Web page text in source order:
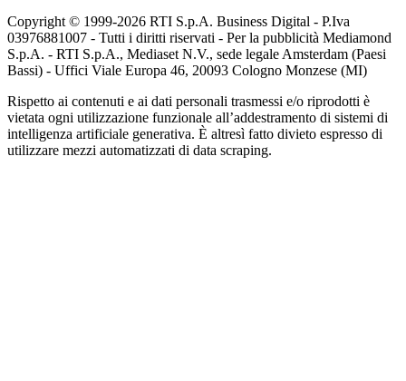
Copyright © 1999-2026 RTI S.p.A. Business Digital - P.Iva
03976881007 - Tutti i diritti riservati - Per la pubblicità Mediamond
S.p.A. - RTI S.p.A., Mediaset N.V., sede legale Amsterdam (Paesi
Bassi) - Uffici Viale Europa 46, 20093 Cologno Monzese (MI)
Rispetto ai contenuti e ai dati personali trasmessi e/o riprodotti è
vietata ogni utilizzazione funzionale all’addestramento di sistemi di
intelligenza artificiale generativa. È altresì fatto divieto espresso di
utilizzare mezzi automatizzati di data scraping.